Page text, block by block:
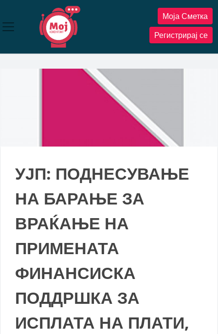
содржината
Моја Сметка
Регистрирај се
УЈП: ПОДНЕСУВАЊЕ
НА БАРАЊЕ ЗА
ВРАЌАЊЕ НА
ПРИМЕНАТА
ФИНАНСИСКА
ПОДДРШКА ЗА
ИСПЛАТА НА ПЛАТИ,